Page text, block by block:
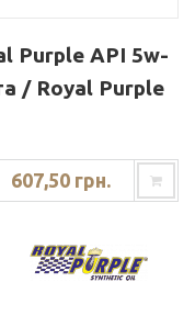
Purple API 5w-
/ Royal Purple
607,50 грн.